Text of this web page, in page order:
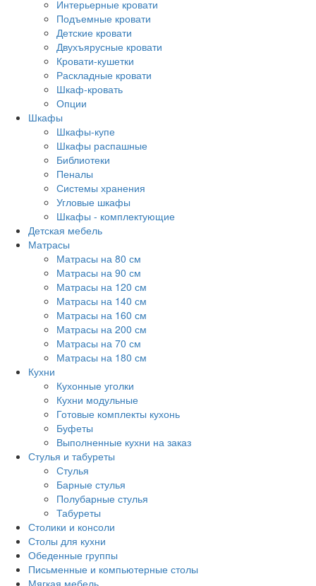
Интерьерные кровати
Подъемные кровати
Детские кровати
Двухъярусные кровати
Кровати-кушетки
Раскладные кровати
Шкаф-кровать
Опции
Шкафы
Шкафы-купе
Шкафы распашные
Библиотеки
Пеналы
Системы хранения
Угловые шкафы
Шкафы - комплектующие
Детская мебель
Матрасы
Матрасы на 80 см
Матрасы на 90 см
Матрасы на 120 см
Матрасы на 140 см
Матрасы на 160 см
Матрасы на 200 см
Матрасы на 70 см
Матрасы на 180 см
Кухни
Кухонные уголки
Кухни модульные
Готовые комплекты кухонь
Буфеты
Выполненные кухни на заказ
Стулья и табуреты
Стулья
Барные стулья
Полубарные стулья
Табуреты
Столики и консоли
Столы для кухни
Обеденные группы
Письменные и компьютерные столы